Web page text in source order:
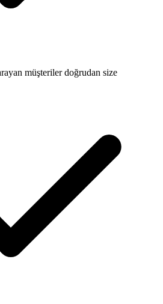
müşteriler doğrudan size